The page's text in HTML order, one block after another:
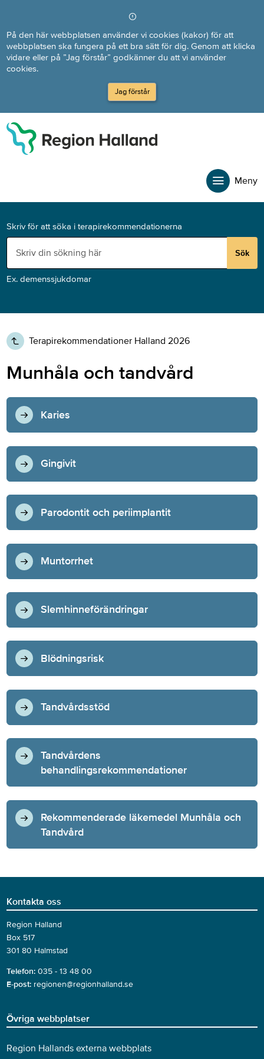
På den här webbplatsen använder vi cookies (kakor) för att
webbplatsen ska fungera på ett bra sätt för dig. Genom att klicka
vidare eller på ”Jag förstår” godkänner du att vi använder
cookies.
Jag förstår
Meny
Skriv för att söka i terapirekommendationerna
Sök
Ex. demenssjukdomar
Terapirekommendationer Halland 2026
Munhåla och tandvård
Karies
Gingivit
Parodontit och periimplantit
Muntorrhet
Slemhinneförändringar
Blödningsrisk
Tandvårdsstöd
Tandvårdens
behandlingsrekommendationer
Rekommenderade läkemedel Munhåla och
Tandvård
Kontakta oss
Region Halland
Box 517
301 80 Halmstad
Telefon: 035 - 13 48 00
E-post: regionen@regionhalland.se
Övriga webbplatser
Region Hallands externa webbplats